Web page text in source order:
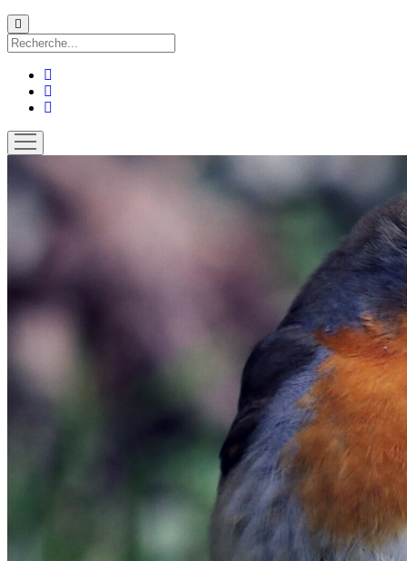
Recherche
ouvrir
menu
Photographe